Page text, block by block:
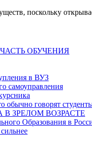
поскольку
ОБУЧЕНИЯ
в ВУЗ
самоуправления
обычно говорят
ЗРЕЛОМ ВОЗРАСТЕ
Образования в